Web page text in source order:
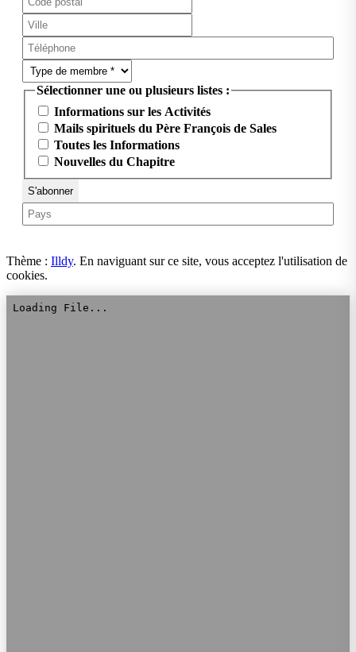
Sélectionner une ou plusieurs listes :
Informations sur les Activités
Mails spirituels du Père François de Sales
Toutes les Informations
Nouvelles du Chapitre
Thème : Illdy. En naviguant sur ce site, vous acceptez l'utilisation de
cookies.